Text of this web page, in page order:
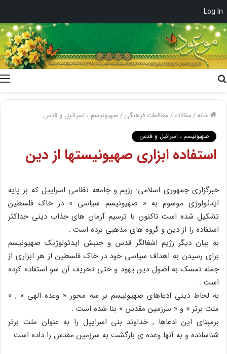
Log In
خانه/مقالات/مطالعات فرهنگی/صهیونیسم ، اسرائیل و قدس
صهیونیسم ، اسرائیل و قدس
استفاده ابزاری صهیونیستها از دین
خبرگزاری جمهوری اسلامی: رژیم و جامعه نظامی اسراییل که بر پایه
ایدئولوژی موسوم به « صهیونیسم سیاسی » در خاک فلسطین
تشکیل شده است تاکنون با ترسیم آرمان های جذاب دینی حداکثر
استفاده را از دین و گروه های مذهبی برده است .
به بیان دیگر رژیم اشغالگر قدس و جنبش ایدئولوژیک صهیونیسم
برای رسیدن به اهداف سیاسی خود در خاک فلسطین از هر ابزاری از
جمله تمسک به اصول دین یهود و حتی تحریف آن سو استفاده کرده
است .
به لحاظ دینی ادعاهای صهیونیسم بر سه محور « وعده الهی » , «
ملت برتر » و « سرزمین مقدس » بنا شده است .
برمبنای این ادعاها , خداوند بنی اسراییل را به عنوان ملت برتر
شناسانده و به آنها وعده ی بازگشت به سرزمین مقدس را داده است .